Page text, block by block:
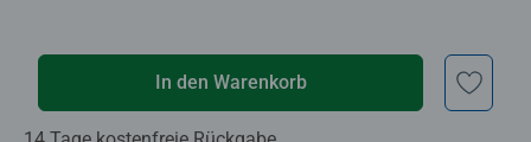
In den Warenkorb